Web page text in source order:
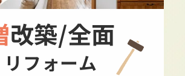
増改築/全面
リフォーム